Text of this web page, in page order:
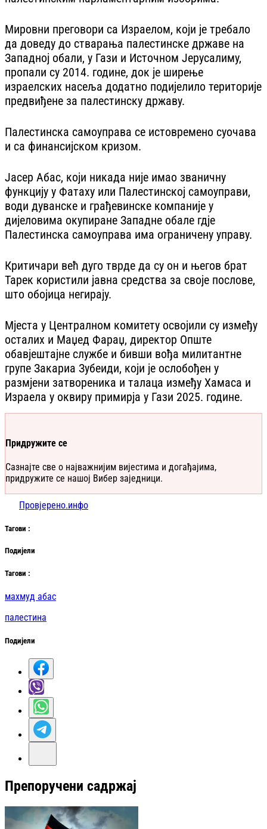
Мировни преговори са Израелом, који је требало
да доведу до стварања палестинске државе на
Западној обали, у Гази и Источном Јерусалиму,
пропали су 2014. године, док је ширење
израелских насеља додатно подијелило територије
предвиђене за палестинску државу.
Палестинска самоуправа се истовремено суочава
и са финансијском кризом.
Јасер Абас, који никада није имао званичну
функцију у Фатаху или Палестинској самоуправи,
води дуванске и грађевинске компаније у
дијеловима окупиране Западне обале гдје
Палестинска самоуправа има ограничену управу.
Критичари већ дуго тврде да су он и његов брат
Тарек користили јавна средства за своје послове,
што обојица негирају.
Мјеста у Централном комитету освојили су између
осталих и Маџед Фараџ, директор Опште
обавјештајне службе и бивши вођа милитантне
групе Закариа Зубеиди, који је ослобођен у
размјени затвореника и талаца између Хамаса и
Израела у оквиру примирја у Гази 2025. године.
Придружите се
Сазнајте све о најважнијим вијестима и догађајима,
придружите се нашој Вибер заједници.
Провјерено.инфо
Тагови :
Подијели
Тагови :
махмуд абас
палестина
Подијели
Препоручени садржај